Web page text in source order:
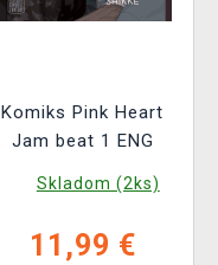
Komiks Pink Heart
Jam beat 1 ENG
Skladom (2ks)
11,99 €